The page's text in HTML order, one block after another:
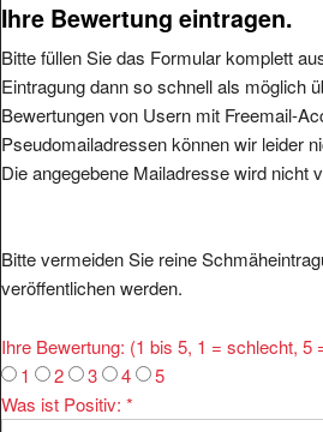
Ihre Bewertung eintragen.
Bitte füllen Sie das Formular komplett
Eintragung dann so schnell als möglich
Bewertungen von Usern mit Freemail-
Pseudomailadressen können wir leider
Die angegebene Mailadresse wird nicht
Bitte vermeiden Sie reine
veröffentlichen werden.
Ihre Bewertung: (1 bis 5, 1 = schlecht, 5
1
2 3 4
5
Was ist Positiv: *